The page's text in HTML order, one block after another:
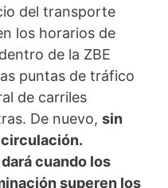
del transporte
los horarios de
de la ZBE
puntas de tráfico
de carriles
De nuevo, sin
cuando los
superen los